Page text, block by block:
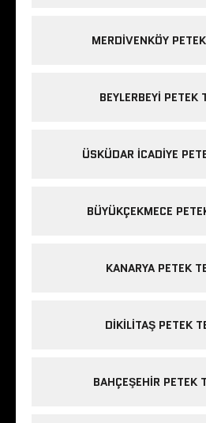
MERDIVENKÖY
BEYLERBEYI PETEK
ÜSKÜDAR ICADIYE
BÜYÜKÇEKMECE
KANARYA PETEK
DIKILITAŞ PETEK
BAHÇEŞEHIR PETEK